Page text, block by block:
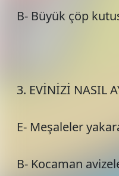
B- Büyük çöp
3. EVİNİZİ NASIL
E- Meşaleler
B- Kocaman